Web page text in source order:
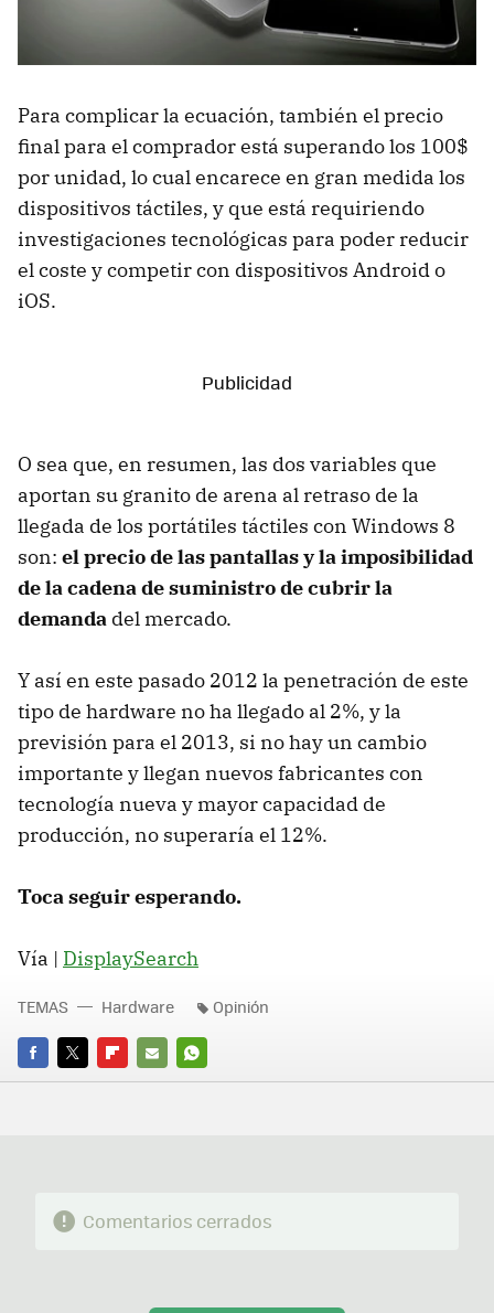
Para complicar la ecuación, también el precio
final para el comprador está superando los 100$
por unidad, lo cual encarece en gran medida los
dispositivos táctiles, y que está requiriendo
investigaciones tecnológicas para poder reducir
el coste y competir con dispositivos Android o
iOS.
O sea que, en resumen, las dos variables que
aportan su granito de arena al retraso de la
llegada de los portátiles táctiles con Windows 8
son: el precio de las pantallas y la imposibilidad
de la cadena de suministro de cubrir la
demanda del mercado.
Y así en este pasado 2012 la penetración de este
tipo de hardware no ha llegado al 2%, y la
previsión para el 2013, si no hay un cambio
importante y llegan nuevos fabricantes con
tecnología nueva y mayor capacidad de
producción, no superaría el 12%.
Toca seguir esperando.
Vía | DisplaySearch
FACEBOOK
TWITTERFLIPBOARD
E-
WHATSAPP
TEMAS Hardware Opinión
Comentarios cerrados